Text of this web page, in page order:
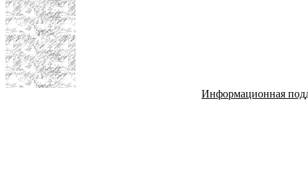
Информационная